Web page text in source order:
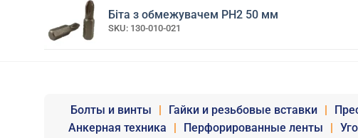
Біта з обмежувачем PH2 50 мм
SKU: 130-010-021
Болты и винты Гайки и резьбовые вставки
Анкерная техника
Перфорированные ленты